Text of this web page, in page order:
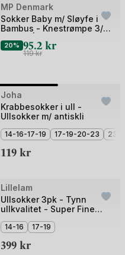
MP Denmark
Sokker Baby m/ Sløyfe i
Bambus - Knestrømpe 3/4-
Bow
20% 95.2 kr
119kr
Bilde
av
Joha
Krabbesokker i ull -
Ullsokker m/ antiskli
14-16-17-19 17-19-20-23 23-
119 kr
27-30
Lillelam
Ullsokker 3pk - Tynn
ullkvalitet - Super Fine
14-16 17-19
399 kr